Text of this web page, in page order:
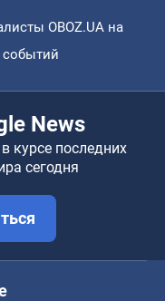
OBOZ.UA на
событий
News
курсе последних
сегодня